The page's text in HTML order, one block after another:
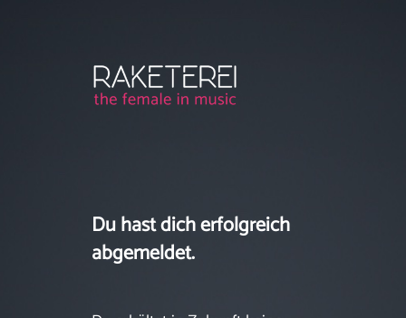
Du hast dich erfolgreich
abgemeldet.